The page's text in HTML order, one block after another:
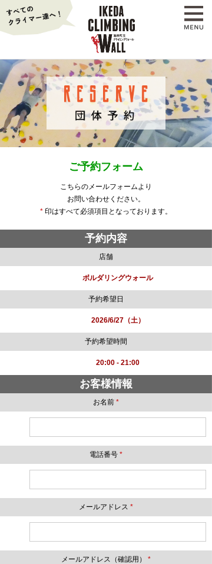
ご予約フォーム
こちらのメールフォームより
お問い合わせください。
* 印はすべて必須項目となっております。
予約内容
店舗
ボルダリングウォール
予約希望日
2026/6/27（土）
予約希望時間
20:00 - 21:00
お客様情報
お名前 *
電話番号 *
メールアドレス *
メールアドレス（確認用） *